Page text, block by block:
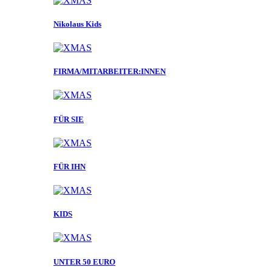
Nikolaus Kids
FIRMA/MITARBEITER:INNEN
FÜR SIE
FÜR IHN
KIDS
UNTER 50 EURO